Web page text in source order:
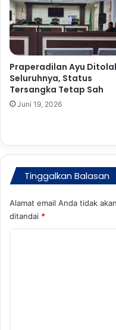
a
m
a
a
n
B
e
r
l
u
i
t
a
s
Praperadilan Ayu
Seluruhnya, Status
Tersangka Tetap Sah
Juni 19, 2026
Tinggalkan Balasan
Alamat email Anda tidak
ditandai *